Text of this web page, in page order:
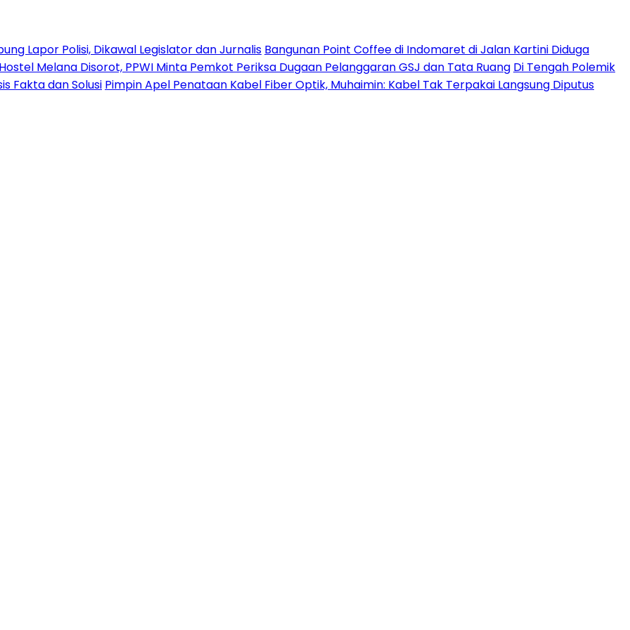
Lapor Polisi, Dikawal Legislator dan Jurnalis Bangunan Point Coffee di Indomaret di Jalan Kartini Diduga
Melana Disorot, PPWI Minta Pemkot Periksa Dugaan Pelanggaran GSJ dan Tata Ruang Di Tengah Polemik
Fakta dan Solusi Pimpin Apel Penataan Kabel Fiber Optik, Muhaimin: Kabel Tak Terpakai Langsung Diputus